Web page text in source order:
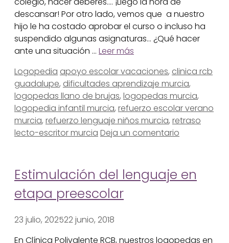
descansar! Por otro lado, vemos que a nuestro
hijo le ha costado aprobar el curso o incluso ha
suspendido algunas asignaturas… ¿Qué hacer
ante una situación … Leer más
Categorías
Logopedia Etiquetas
apoyo escolar vacaciones, clinica rcb
guadalupe, dificultades aprendizaje murcia,
logopedas llano de brujas, logopedas murcia,
logopedia infantil murcia, refuerzo escolar verano
murcia, refuerzo lenguaje niños murcia, retraso
lecto-escritor murcia Deja un comentario
Estimulación del lenguaje en
etapa preescolar
23 julio, 202522 junio, 2018
En Clínica Polivalente RCB, nuestros logopedas en